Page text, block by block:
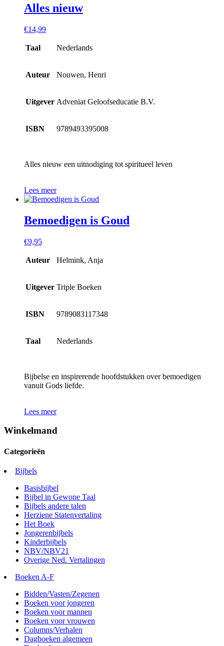
Alles nieuw
€14,99
Taal Nederlands
Auteur Nouwen, Henri
Uitgever Adveniat Geloofseducatie B.V.
ISBN 9789493395008
Alles nieuw een uitnodiging tot spiritueel leven
Lees meer
Bemoedigen is Goud
€9,95
Auteur Helmink, Anja
Uitgever Triple Boeken
ISBN 9789083117348
Taal Nederlands
Bijbelse en inspirerende hoofdstukken over bemoedigen
vanuit Gods liefde.
Lees meer
Winkelmand
Categorieën
Bijbels
Basisbijbel
Bijbel in Gewone Taal
Bijbels andere talen
Herziene Statenvertaling
Het Boek
Jongerenbijbels
Kinderbijbels
NBV/NBV21
Overige Ned. Vertalingen
Boeken A-F
Bidden/Vasten/Zegenen
Boeken voor jongeren
Boeken voor mannen
Boeken voor vrouwen
Columns/Verhalen
Dagboeken algemeen